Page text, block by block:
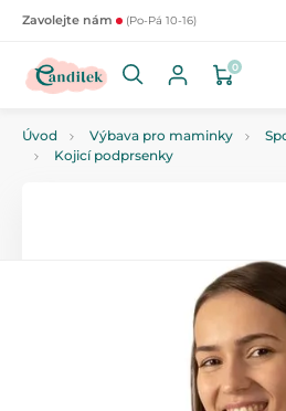
Zavolejte nám (Po-Pá 10-16)
0
Úvod Výbava pro maminky
Kojicí podprsenky